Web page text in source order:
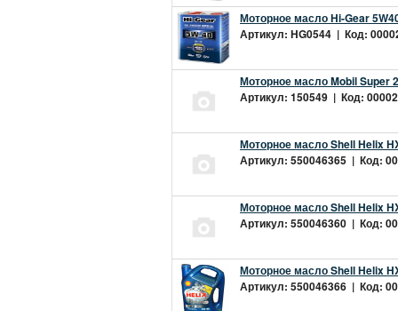
Моторное масло Hi-Gear
Артикул: HG0544 | Код:
Моторное масло Mobil Super
Артикул: 150549 | Код:
Моторное масло Shell Helix
Артикул: 550046365 | Код:
Моторное масло Shell Helix
Артикул: 550046360 | Код:
Моторное масло Shell Helix
Артикул: 550046366 | Код: